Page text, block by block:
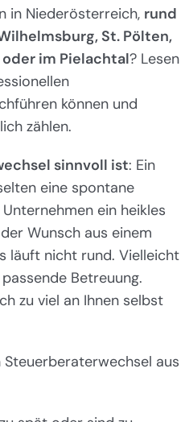
in Niederösterreich, rund
St. Pölten,
im Pielachtal? Lesen
können und
zählen.
sinnvoll ist: Ein
eine spontane
ein heikles
Wunsch aus einem
läuft nicht rund. Vielleicht
Betreuung.
zu viel an Ihnen selbst
aus